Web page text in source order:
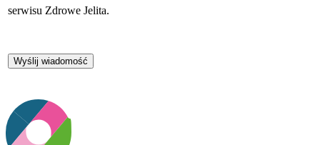
serwisu Zdrowe Jelita.